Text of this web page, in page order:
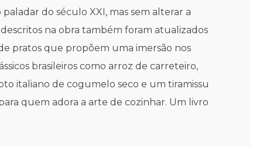
do século XXI, mas sem alterar a
na obra também foram atualizados
pratos que propõem uma imersão nos
brasileiros como arroz de carreteiro,
italiano de cogumelo seco e um tiramissu
quem adora a arte de cozinhar. Um livro